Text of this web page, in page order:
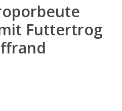
Futtertrog